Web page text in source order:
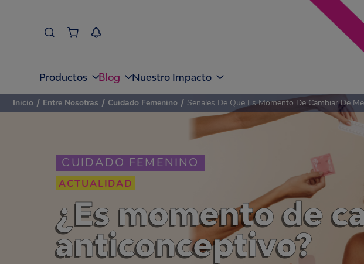
Productos Blog Nuestro Impacto
CUIDADO FEMENINO
ACTUALIDAD
¿Es momento de
anticonceptivo?
Inicio / Entre Nosotras / Cuidado Femenino / Senales De Que Es Momento De Cambiar De